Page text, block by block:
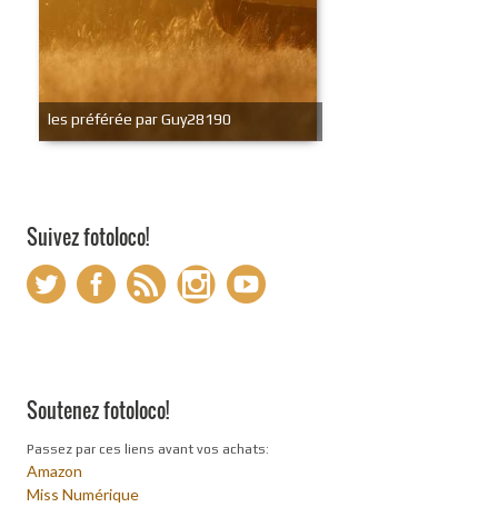
les préférée par Guy28190
Suivez fotoloco!
Soutenez fotoloco!
Passez par ces liens avant vos achats:
Amazon
Miss Numérique